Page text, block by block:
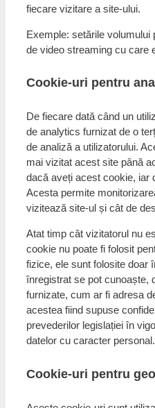
fiecare vizitare a site-ului.
Exemple: setările volumului
de video streaming cu care
Cookie-uri pentru
De fiecare dată când un
de analytics furnizat de o
de analiză a utilizatorului.
mai vizitat acest site până
dacă aveți acest cookie, iar
Acesta permite
vizitează site-ul și cât de
Atat timp cât vizitatorul nu
cookie nu poate fi folosit
fizice, ele sunt folosite doar
înregistrat se pot cunoaște,
furnizate, cum ar fi adresa
acestea fiind supuse
prevederilor legislației în
datelor cu caracter personal.
Cookie-uri pentru